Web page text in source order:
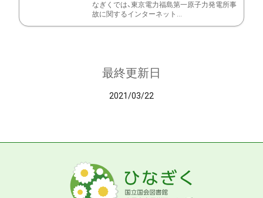
なぎくでは、東京電力福島第一原子力発電所事
故に関するインターネット...
最終更新日
2021/03/22